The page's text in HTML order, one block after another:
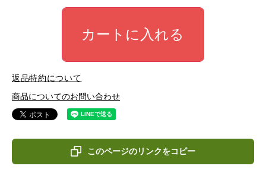
カートに入れる
返品特約について
商品についてのお問い合わせ
このページのリンクをコピー